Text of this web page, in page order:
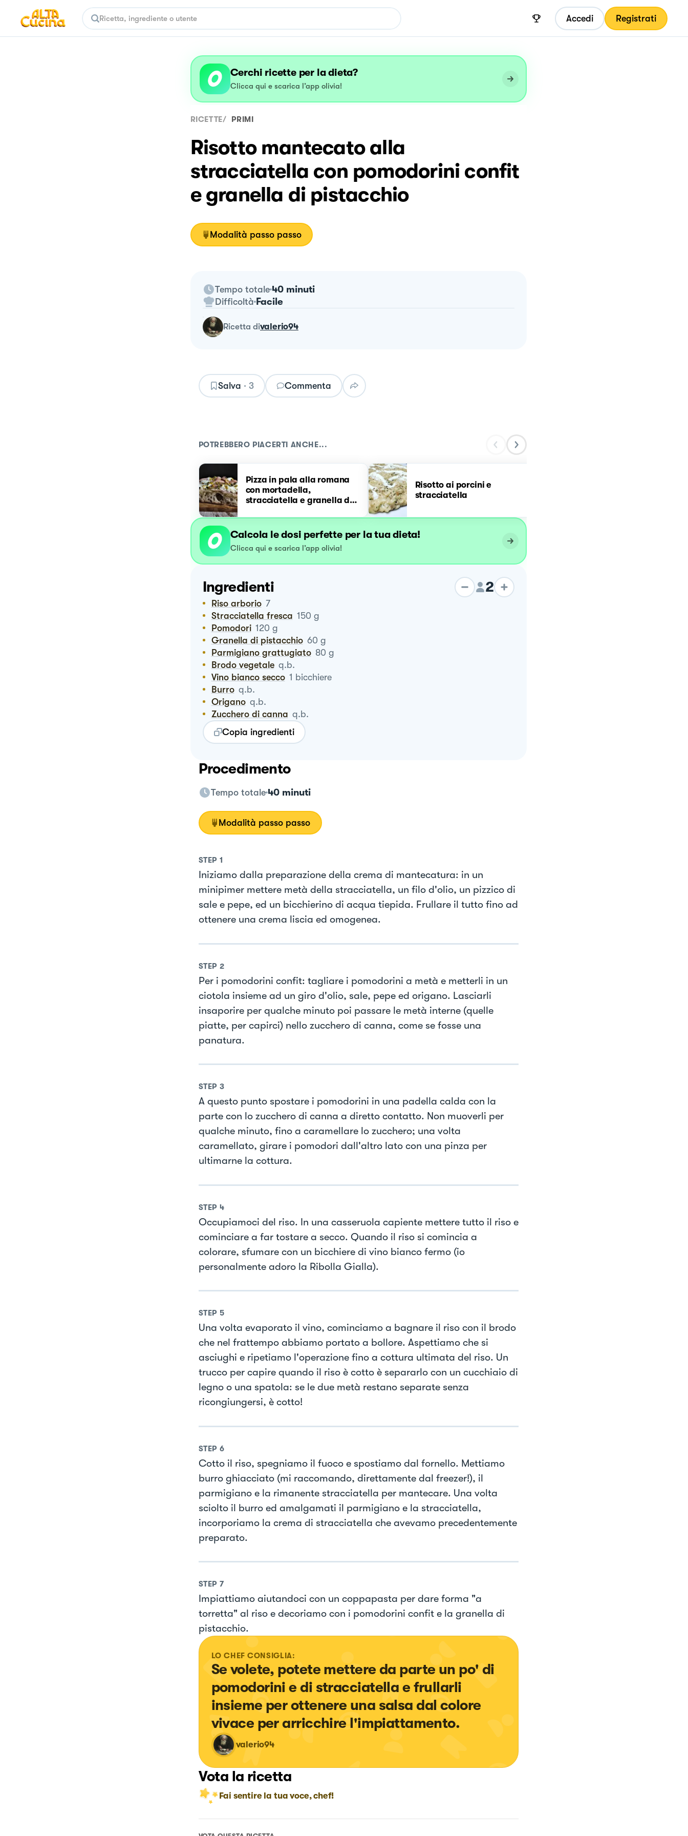
Accedi Registrati
Cerchi ricette per la dieta?
Clicca qui e scarica l’app olivia!
RICETTE/ PRIMI
Risotto mantecato alla
stracciatella con pomodorini confit
e granella di pistacchio
Modalità passo passo
Tempo totale 40 minuti
Difficoltà Facile
ricetta divalerio94
Salva · 3 Commenta
POTREBBERO PIACERTI ANCHE...
Pizza in pala alla romana
con mortadella,
stracciatella e granella di
Risotto ai porcini e
stracciatella
Calcola le dosi perfette per la tua dieta!
Clicca qui e scarica l’app olivia!
Ingredienti 2
Riso arborio 7
Stracciatella fresca 150 g
Pomodori 120 g
Granella di pistacchio 60 g
Parmigiano grattugiato 80 g
Brodo vegetale q.b.
Vino bianco secco 1 bicchiere
Burro q.b.
Origano q.b.
Zucchero di canna q.b.
Copia ingredienti
Procedimento
Tempo totale 40 minuti
Modalità passo passo
STEP 1
Iniziamo dalla preparazione della crema di mantecatura: in un
minipimer mettere metà della stracciatella, un filo d'olio, un pizzico di
sale e pepe, ed un bicchierino di acqua tiepida. Frullare il tutto fino ad
ottenere una crema liscia ed omogenea.
STEP 2
Per i pomodorini confit: tagliare i pomodorini a metà e metterli in un
ciotola insieme ad un giro d'olio, sale, pepe ed origano. Lasciarli
insaporire per qualche minuto poi passare le metà interne (quelle
piatte, per capirci) nello zucchero di canna, come se fosse una
panatura.
STEP 3
A questo punto spostare i pomodorini in una padella calda con la
parte con lo zucchero di canna a diretto contatto. Non muoverli per
qualche minuto, fino a caramellare lo zucchero; una volta
caramellato, girare i pomodori dall'altro lato con una pinza per
ultimarne la cottura.
STEP 4
Occupiamoci del riso. In una casseruola capiente mettere tutto il riso e
cominciare a far tostare a secco. Quando il riso si comincia a
colorare, sfumare con un bicchiere di vino bianco fermo (io
personalmente adoro la Ribolla Gialla).
STEP 5
Una volta evaporato il vino, cominciamo a bagnare il riso con il brodo
che nel frattempo abbiamo portato a bollore. Aspettiamo che si
asciughi e ripetiamo l'operazione fino a cottura ultimata del riso. Un
trucco per capire quando il riso è cotto è separarlo con un cucchiaio di
legno o una spatola: se le due metà restano separate senza
ricongiungersi, è cotto!
STEP 6
Cotto il riso, spegniamo il fuoco e spostiamo dal fornello. Mettiamo
burro ghiacciato (mi raccomando, direttamente dal freezer!), il
parmigiano e la rimanente stracciatella per mantecare. Una volta
sciolto il burro ed amalgamati il parmigiano e la stracciatella,
incorporiamo la crema di stracciatella che avevamo precedentemente
preparato.
STEP 7
Impiattiamo aiutandoci con un coppapasta per dare forma "a
torretta" al riso e decoriamo con i pomodorini confit e la granella di
pistacchio.
LO CHEF CONSIGLIA:
Se volete, potete mettere da parte un po' di
pomodorini e di stracciatella e frullarli
insieme per ottenere una salsa dal colore
vivace per arricchire l'impiattamento.
valerio94
Vota la ricetta
Fai sentire la tua voce, chef!